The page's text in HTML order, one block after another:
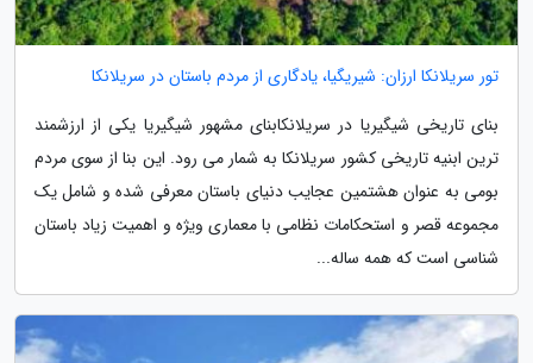
تور سریلانکا ارزان: شیریگیا، یادگاری از مردم باستان در سریلانکا
بنای تاریخی شیگیریا در سریلانکابنای مشهور شیگیریا یکی از ارزشمند
ترین ابنیه تاریخی کشور سریلانکا به شمار می رود. این بنا از سوی مردم
بومی به عنوان هشتمین عجایب دنیای باستان معرفی شده و شامل یک
مجموعه قصر و استحکامات نظامی با معماری ویژه و اهمیت زیاد باستان
شناسی است که همه ساله...